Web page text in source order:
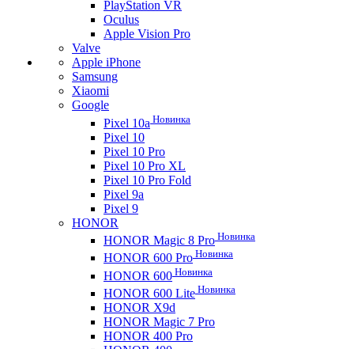
PlayStation VR
Oculus
Apple Vision Pro
Valve
Apple iPhone
Samsung
Xiaomi
Google
Pixel 10a Новинка
Pixel 10
Pixel 10 Pro
Pixel 10 Pro XL
Pixel 10 Pro Fold
Pixel 9a
Pixel 9
HONOR
HONOR Magic 8 Pro Новинка
HONOR 600 Pro Новинка
HONOR 600 Новинка
HONOR 600 Lite Новинка
HONOR X9d
HONOR Magic 7 Pro
HONOR 400 Pro